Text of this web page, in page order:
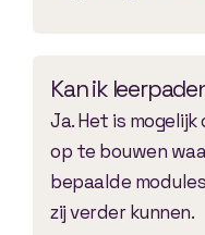
Kan ik
Ja. Het is
op te bouwen
bepaalde
zij verder kunnen.